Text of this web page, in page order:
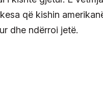
që kishin
dhe ndërroi jetë.